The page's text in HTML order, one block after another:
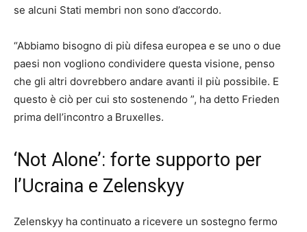
se alcuni Stati membri non sono d’accordo.
“Abbiamo bisogno di più difesa europea e se uno o due
paesi non vogliono condividere questa visione, penso
che gli altri dovrebbero andare avanti il ​​più possibile. E
questo è ciò per cui sto sostenendo ”, ha detto Frieden
prima dell’incontro a Bruxelles.
‘Not Alone’: forte supporto per
l’Ucraina e Zelenskyy
Zelenskyy ha continuato a ricevere un sostegno fermo